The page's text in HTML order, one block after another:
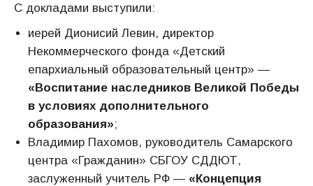
С докладами выступили:
иерей Дионисий Левин, директор
Некоммерческого фонда «Детский
епархиальный образовательный центр» —
«Воспитание наследников Великой Победы
в условиях дополнительного
образования»;
Владимир Пахомов, руководитель Самарского
центра «Гражданин» СБГОУ СДДЮТ,
заслуженный учитель РФ — «Концепция